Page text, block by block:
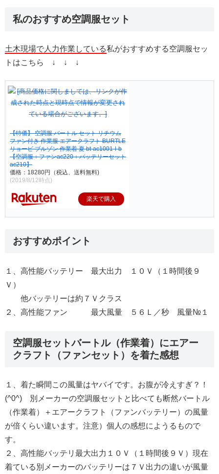
私のおすすめ空調服セット
土木現場で人力作業している私がおすすめする空調服セッ
トはこちら ↓ ↓ ↓
【特価】 空調服 バートル セット リチウム
ファン付き 作業服 エアークラフト BURTLE
リョービ ブルゾン 作業着 夏 bt-ac1001-l-b
【空調服＋ファンac220＋バッテリーセット
ac210】
価格：18280円（税込、送料無料)
(2019/8/12時点)
楽天で購入
おすすめポイント
１、高性能バッテリー 最大出力 １０Ｖ（１時間後９
Ｖ）
他バッテリーは約７Ｖクラス
２、高性能ファン 最大風量 ５６Ｌ／秒 風量№１
空調服セットバートル（作業着）にエアー
クラフト（ファンセット）を着た感想
１、着た瞬間この風量はヤバイです。お腹が冷えすぎ？！
(^0^) 別メーカーの空調服セットと比べても断然バートル
（作業着）＋エアークラフト（ファンバッテリー）の風量
が倍くらい違います。注意）個人の感想にようるもので
す。
２、高性能バッテリ最大出力１０Ｖ（１時間後９Ｖ）現在
着ている別メーカーのバッテリーは７Ｖ出力の違いが風量